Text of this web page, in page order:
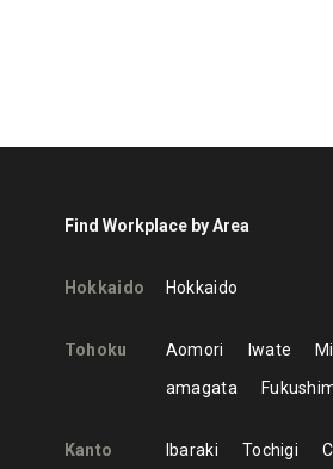
Find Workplace by Area
Hokkaido Hokkaido
Tohoku Aomori Iwate
amagata
Kanto Ibaraki Tochigi